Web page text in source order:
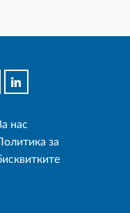
нас
за